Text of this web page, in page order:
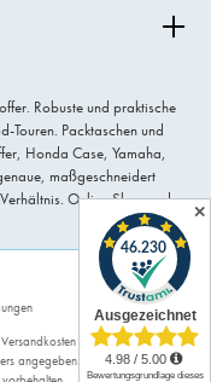
Robuste und praktische
Touren. Packtaschen und
Honda Case, Yamaha,
maßgeschneidert
Online Shop und
Versandkosten und ggf.
angegeben.
✕